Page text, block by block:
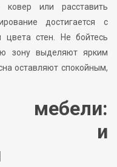
ковер или расставить
достигается с
стен. Не бойтесь
зону выделяют ярким
оставляют спокойным,
и